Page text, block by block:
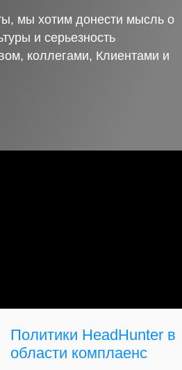
мы хотим донести мысль о
и серьезность
коллегами, Клиентами и
Политики HeadHunter в
области комплаенс